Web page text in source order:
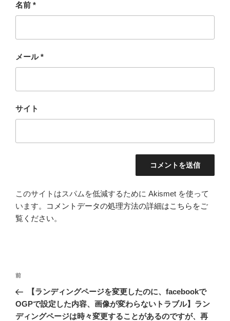
名前 *
メール*
サイト
このサイトはスパムを低減するために Akismet を使って
います。
コメントデータの処理方法の詳細はこちらをご
覧ください。
投
ナ
ビ
前
の
投
稿
前
【ランディングページを変更したのに、facebookで
OGPで設定した内容、画像が変わらないトラブル】ラン
ディングページは時々変更することがあるのですが、再